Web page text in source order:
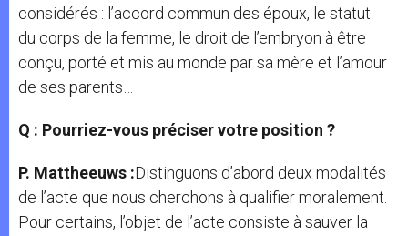
considérés : l’accord commun des époux, le statut
du corps de la femme, le droit de l’embryon à être
conçu, porté et mis au monde par sa mère et l’amour
de ses parents…
Q : Pourriez-vous préciser votre position ?
P. Mattheeuws :Distinguons d’abord deux modalités
de l’acte que nous cherchons à qualifier moralement.
Pour certains, l’objet de l’acte consiste à sauver la